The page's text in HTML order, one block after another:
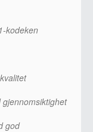
kodeken
god